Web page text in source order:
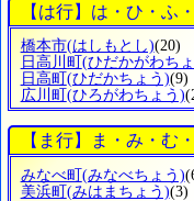
【は行】は・ひ・ふ
橋本市(はしもとし)
日高川町 (ひだかがわち
日高町 (ひだかちょう)
広川町 (ひろがわちょう)
【ま行】ま・み・む
みなべ町 (みなべちょう)
美浜町 (みはまちょう)